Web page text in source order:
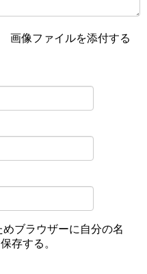
画像ファイルを添付する
ブラウザーに自分の名
存する。